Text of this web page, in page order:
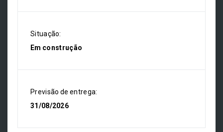
Situação:
Em construção
Previsão de entrega:
31/08/2026